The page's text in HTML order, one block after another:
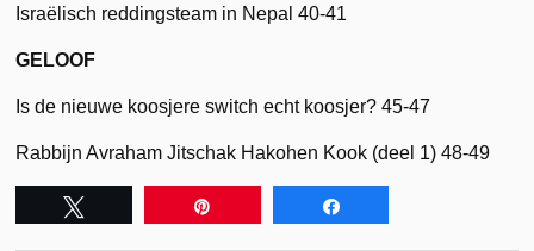
Israëlisch reddingsteam in Nepal 40-41
GELOOF
Is de nieuwe koosjere switch echt koosjer? 45-47
Rabbijn Avraham Jitschak Hakohen Kook (deel 1) 48-49